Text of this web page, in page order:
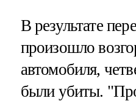
В результате
произошло
автомобиля,
были убиты.